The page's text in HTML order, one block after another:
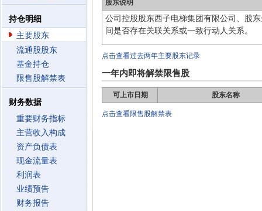
持仓明细
主要股东
流通股股东
基金持仓
限售股解禁表
财务数据
重要财务指标
主营收入构成
资产负债表
现金流量表
利润表
业绩预告
财务报告
股东说明
公司控股股东西子电梯集团有限公司、股
间是否存在关联关系或一致行动人关系。
点击查看过去两年主要股东记录
一年内即将解禁限售股
可上市日期 股东名称
点击查看限售股解禁表